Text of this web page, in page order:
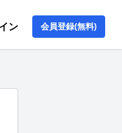
ン 会員登録(無料)